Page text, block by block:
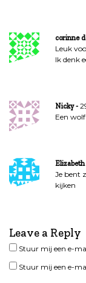
corinne
Leuk
Ik denk
Nicky
Een
Elizabeth
Je bent
kijken
Leave a Reply
Stuur mij een e-
Stuur mij een e-